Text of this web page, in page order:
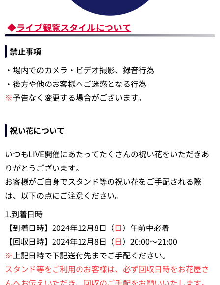
◆ライブ観覧スタイルについて
禁止事項
・場内でのカメラ・ビデオ撮影、録音行為
・後方や他のお客様へご迷惑となる行為
※予告なく変更する場合がございます。
祝い花について
いつもLIVE開催にあたってたくさんの祝い花をいただきあ
りがとうございます。
お客様がご自身でスタンド等の祝い花をご手配される際
は、以下の点にご注意ください。
1.到着日時
【到着日時】2024年12月8日（日）午前中必着
【回収日時】2024年12月8日（日）20:00～21:00
※上記日時で下記送付先までご手配ください。
スタンド等をご利用のお客様は、必ず回収日時をお花屋さ
んへお伝えいただき、回収のご手配をお願いいたします。